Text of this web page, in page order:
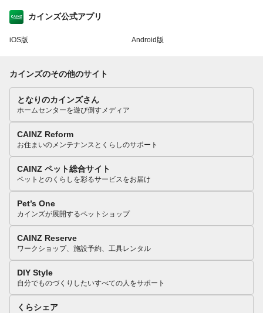
カインズ公式アプリ
iOS版 Android版
カインズのその他のサイト
となりのカインズさん
ホームセンターを遊び倒すメディア
CAINZ Reform
お住まいのメンテナンスとくらしのサポート
CAINZ ペット総合サイト
ペットとのくらしを彩るサービスをお届け
Pet’s One
カインズが展開するペットショップ
CAINZ Reserve
ワークショップ、施設予約、工具レンタル
DIY Style
自分でものづくりしたいすべての人をサポート
くらシェア